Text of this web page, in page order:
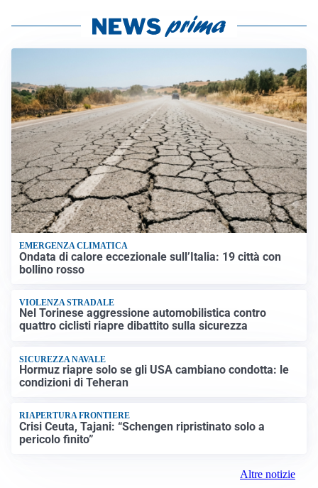
EMERGENZA CLIMATICA
Ondata di calore eccezionale sull’Italia: 19 città con
bollino rosso
VIOLENZA STRADALE
Nel Torinese aggressione automobilistica contro
quattro ciclisti riapre dibattito sulla sicurezza
SICUREZZA NAVALE
Hormuz riapre solo se gli USA cambiano condotta: le
condizioni di Teheran
RIAPERTURA FRONTIERE
Crisi Ceuta, Tajani: “Schengen ripristinato solo a
pericolo finito”
Altre notizie